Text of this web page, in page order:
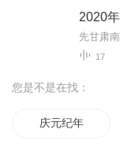
2020
17
您是不是在找：
庆元纪年